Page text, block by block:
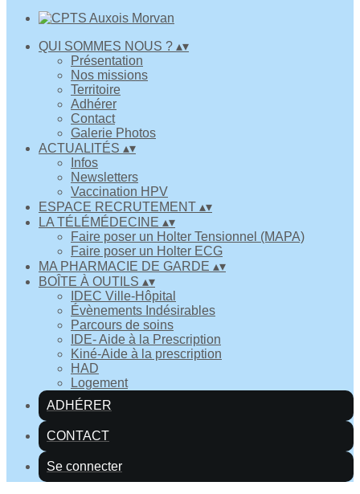
QUI SOMMES NOUS ? ▴▾
Présentation
Nos missions
Territoire
Adhérer
Contact
Galerie Photos
ACTUALITÉS ▴▾
Infos
Newsletters
Vaccination HPV
ESPACE RECRUTEMENT ▴▾
LA TÉLÉMÉDECINE ▴▾
Faire poser un Holter Tensionnel (MAPA)
Faire poser un Holter ECG
MA PHARMACIE DE GARDE ▴▾
BOÎTE À OUTILS ▴▾
IDEC Ville-Hôpital
Évènements Indésirables
Parcours de soins
IDE- Aide à la Prescription
Kiné-Aide à la prescription
HAD
Logement
ADHÉRER
CONTACT
Se connecter